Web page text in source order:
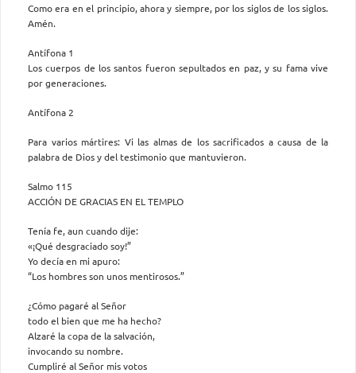
Como era en el principio, ahora y siempre, por los siglos de los siglos.
Amén.
Antífona 1
Los cuerpos de los santos fueron sepultados en paz, y su fama vive
por generaciones.
Antífona 2
Para varios mártires: Vi las almas de los sacrificados a causa de la
palabra de Dios y del testimonio que mantuvieron.
Salmo 115
ACCIÓN DE GRACIAS EN EL TEMPLO
Tenía fe, aun cuando dije:
«¡Qué desgraciado soy!”
Yo decía en mi apuro:
“Los hombres son unos mentirosos.”
¿Cómo pagaré al Señor
todo el bien que me ha hecho?
Alzaré la copa de la salvación,
invocando su nombre.
Cumpliré al Señor mis votos